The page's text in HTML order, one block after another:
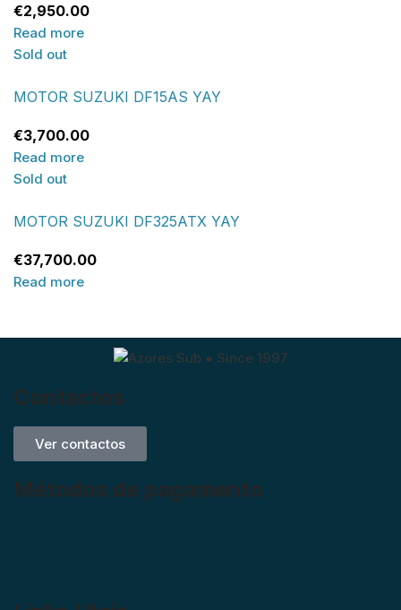
€2,950.00
Read more
Sold out
MOTOR SUZUKI DF15AS YAY
€3,700.00
Read more
Sold out
MOTOR SUZUKI DF325ATX YAY
€37,700.00
Read more
Contactos
Ver contactos
Métodos de pagamento